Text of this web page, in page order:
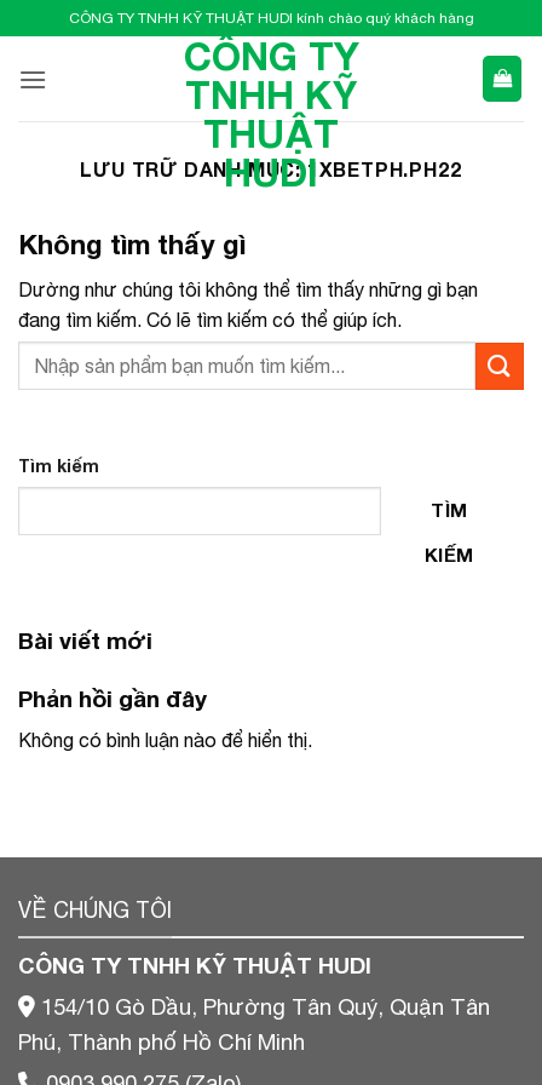
qua
nội
CÔNG TY TNHH KỸ THUẬT HUDI kính chào quý khách hàng
CÔNG TY
TNHH KỸ
THUẬT
HUDI
LƯU TRỮ DANH MỤC:1XBETPH.PH22
Không tìm thấy gì
Dường như chúng tôi không thể tìm thấy những gì bạn
đang tìm kiếm. Có lẽ tìm kiếm có thể giúp ích.
Tìm kiếm
TÌM
KIẾM
Bài viết mới
Phản hồi gần đây
Không có bình luận nào để hiển thị.
VỀ CHÚNG TÔI
CÔNG TY TNHH KỸ THUẬT HUDI
154/10 Gò Dầu, Phường Tân Quý, Quận Tân
Phú, Thành phố Hồ Chí Minh